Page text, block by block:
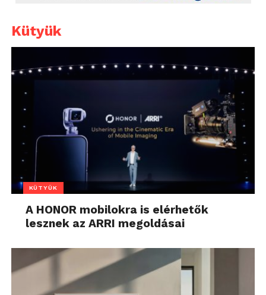
Kütyük
KÜTYÜK
A HONOR mobilokra is elérhetők
lesznek az ARRI megoldásai